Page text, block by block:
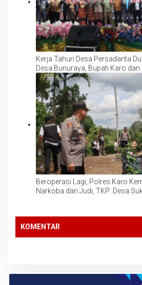
Kerja Tahun Desa Persadanta
Desa Bunuraya, Bupati Karo
Perkuat Persatuan dan Jaga
Beroperasi Lagi, Polres Karo
Narkoba dan Judi, TKP: Desa
KOMENTAR